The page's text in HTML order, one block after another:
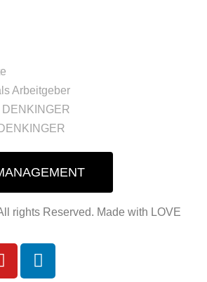
Arbeitgeber
rights Reserved. Made with LOVE